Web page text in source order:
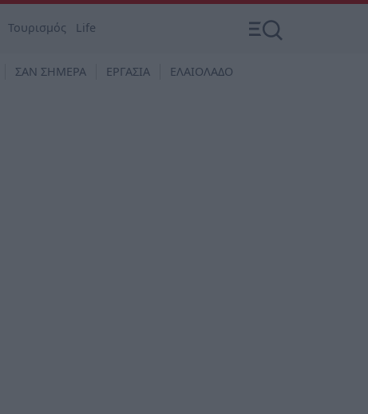
Τουρισμός Life
ΣΑΝ ΣΗΜΕΡΑ ΕΡΓΑΣΙΑ ΕΛΑΙΟΛΑΔΟ